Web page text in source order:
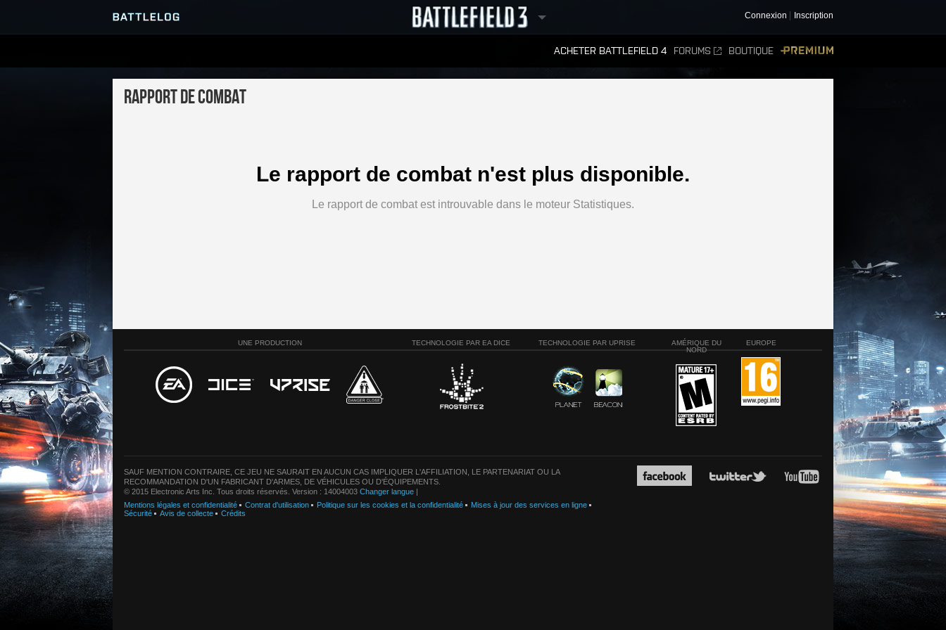
Connexion Inscription
ACHETER BATTLEFIELD 4 FORUMS BOUTIQUE
SERVEURS
Rapport de combat
Le rapport de combat n'est plus disponible.
Le rapport de combat est introuvable dans le moteur Statistiques.
UNE PRODUCTION TECHNOLOGIE PAR EA DICE TECHNOLOGIE PAR UPRISE
AMÉRIQUE DU
NORD
EUROPE
SAUF MENTION CONTRAIRE, CE JEU NE SAURAIT EN AUCUN CAS IMPLIQUER L'AFFILIATION, LE PARTENARIAT OU LA
RECOMMANDATION D'UN FABRICANT D'ARMES, DE VÉHICULES OU D'ÉQUIPEMENTS.
© 2015 Electronic Arts Inc. Tous droits réservés. Version : 14004003 Changer langue |
Mentions légales et confidentialité
Contrat d'utilisation Politique sur les cookies et la confidentialité
Mises à jour des services en ligne
Sécurité
Avis de collecte Crédits